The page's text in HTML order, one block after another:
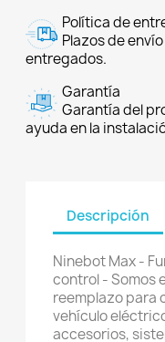
Política de
Plazos de
entregados.
Garantía
Garantía del
ayuda en la
Descripción
Ninebot Max -
control - Somos
reemplazo para
vehículo
accesorios,